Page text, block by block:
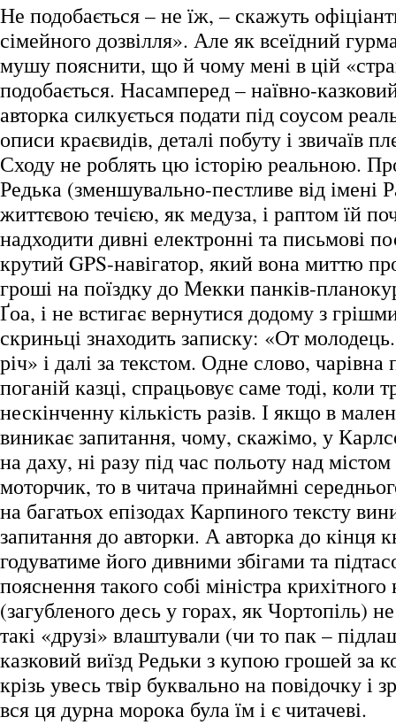
Не подобається – не їж, – скажуть
сімейного дозвілля». Але як всеїдний
мушу пояснити, що й чому мені в цій
подобається. Насамперед – наївно-
авторка силкується подати під соусом
описи краєвидів, деталі побуту і звичаїв
Сходу не роблять цю історію реальною.
Редька (зменшувально-пестливе від імені
життєвою течією, як медуза, і раптом їй
надходити дивні електронні та письмові
крутий GPS-навігатор, який вона миттю
гроші на поїздку до Мекки панків-
Ґоа, і не встигає вернутися додому з
скриньці знаходить записку: «От
річ» і далі за текстом. Одне слово,
поганій казці, спрацьовує саме тоді, коли
нескінченну кількість разів. І якщо в
виникає запитання, чому, скажімо, у
на даху, ні разу під час польоту над
моторчик, то в читача принаймні
на багатьох епізодах Карпиного тексту
запитання до авторки. А авторка до кінця
годуватиме його дивними збігами та
пояснення такого собі міністра крихітного
(загубленого десь у горах, як Чортопіль)
такі «друзі» влаштували (чи то пак –
казковий виїзд Редьки з купою грошей за
крізь увесь твір буквально на повідочку і
вся ця дурна морока була їм і є читачеві.